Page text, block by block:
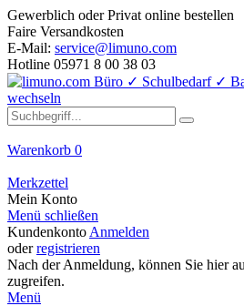
Gewerblich oder Privat online bestellen
Faire Versandkosten
E-Mail: service@limuno.com
Hotline 05971 8 00 38 03
Warenkorb 0
Merkzettel
Mein Konto
Menü schließen
Kundenkonto Anmelden
oderregistrieren
Nach der Anmeldung, können Sie hier
zugreifen.
Menü